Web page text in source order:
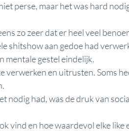
perse, maar het was hard
zo zeer dat er heel veel
shitshow aan gedoe had
mentale gestel eindelijk.
verwerken en uitrusten. Soms
nodig had, was de druk van
vind en hoe waardevol elke like